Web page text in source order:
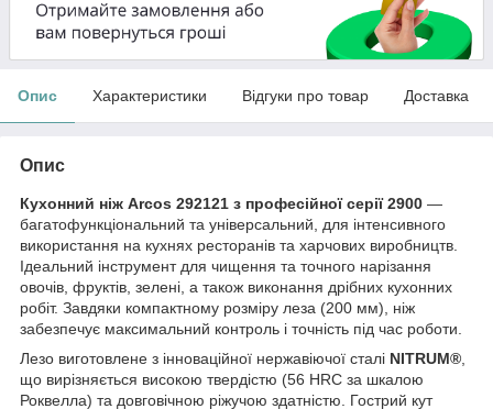
Опис Характеристики Відгуки про товар Доставка
Опис
Кухонний ніж Arcos 292121 з професійної серії 2900 —
багатофункціональний та універсальний, для інтенсивного
використання на кухнях ресторанів та харчових виробництв.
Ідеальний інструмент для чищення та точного нарізання
овочів, фруктів, зелені, а також виконання дрібних кухонних
робіт. Завдяки компактному розміру леза (200 мм), ніж
забезпечує максимальний контроль і точність під час роботи.
Лезо виготовлене з інноваційної нержавіючої сталі NITRUM®,
що вирізняється високою твердістю (56 HRC за шкалою
Роквелла) та довговічною ріжучою здатністю. Гострий кут